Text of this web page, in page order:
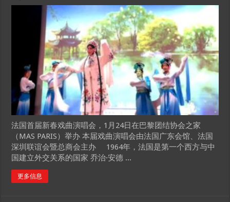
法国首届新春戏曲演唱会，1月24日在巴黎团结协会之家
（MAS PARIS）举办 本届戏曲演唱会由法国广东会馆、法国
深圳联谊会暨总商会主办 1964年，法国是第一个西方与中
国建立外交关系的国家 乔治·安德 ...
更多信息